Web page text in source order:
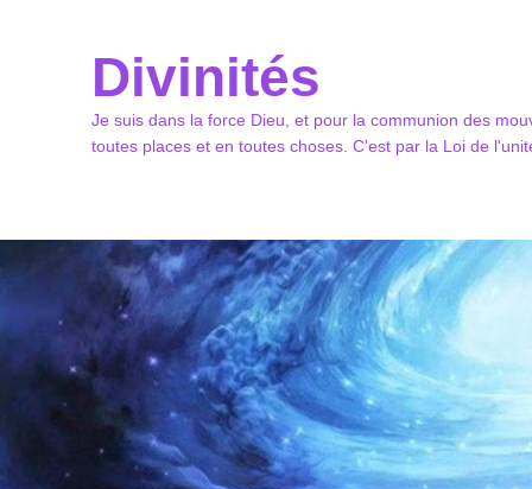
Divinités
Je suis dans la force Dieu, et pour la communion des
toutes places et en toutes choses. C'est par la Loi de